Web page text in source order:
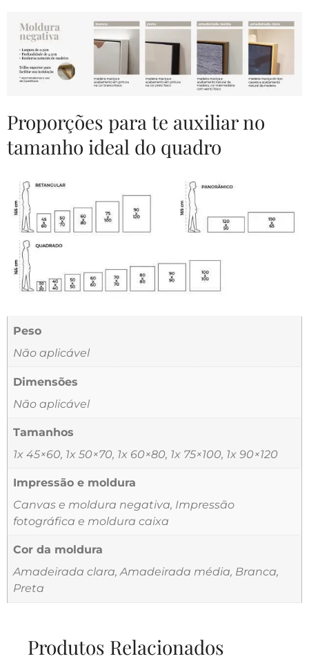
Proporções para te auxiliar no
tamanho ideal do quadro
Peso
Não aplicável
Dimensões
Não aplicável
Tamanhos
1x 45×60, 1x 50×70, 1x 60×80, 1x 75×100, 1x 90×120
Impressão e moldura
Canvas e moldura negativa, Impressão
fotográfica e moldura caixa
Cor da moldura
Amadeirada clara, Amadeirada média, Branca,
Preta
Produtos Relacionados